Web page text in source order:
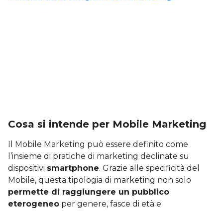
Cosa si intende per Mobile Marketing
Il Mobile Marketing può essere definito come
l’insieme di pratiche di marketing declinate su
dispositivi smartphone. Grazie alle specificità del
Mobile, questa tipologia di marketing non solo
permette di raggiungere un pubblico
eterogeneo per genere, fasce di età e